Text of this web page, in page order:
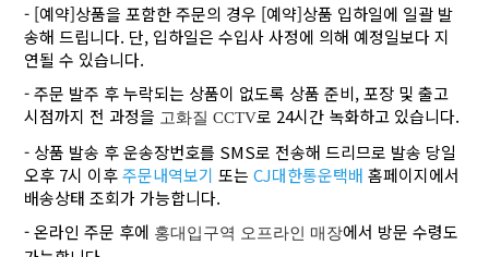
- [예약]상품을 포함한 주문의 경우 [예약]상품 입하일에 일괄 발
송해 드립니다. 단, 입하일은 수입사 사정에 의해 예정일보다 지
연될 수 있습니다.
- 주문 발주 후 누락되는 상품이 없도록 상품 준비, 포장 및 출고
시점까지 전 과정을 고화질 CCTV로 24시간 녹화하고 있습니다.
- 상품 발송 후 운송장번호를 SMS로 전송해 드리므로 발송 당일
오후 7시 이후주문내역보기 또는CJ대한통운택배 홈페이지에서
배송상태 조회가 가능합니다.
- 온라인 주문 후에 홍대입구역 오프라인 매장에서 방문 수령도